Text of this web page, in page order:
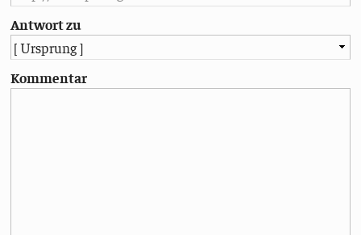
Antwort zu
Kommentar